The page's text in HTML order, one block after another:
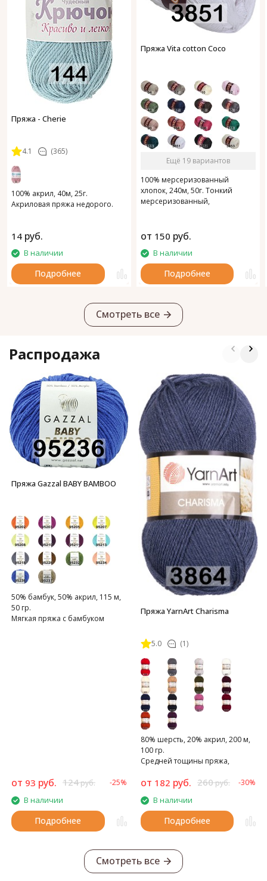
Пряжа - Cherie
4.1 (365)
100% акрил, 40м, 25г.
Акриловая пряжа недорого.
14 руб.
В наличии
Подробнее
Пряжа Vita cotton Coco
Ещё 19 вариантов
100% мерсеризованный
хлопок, 240м, 50г. Тонкий
мерсеризованный,
от 150 руб.
В наличии
Подробнее
Смотреть все
Распродажа
Пряжа Gazzal BABY BAMBOO
50% бамбук, 50% акрил, 115 м,
50 гр.
Мягкая пряжа с бамбуком
от 93 руб. 124руб. -25%
В наличии
Подробнее
Пряжа YarnArt Charisma
5.0 (1)
80% шерсть, 20% акрил, 200 м,
100 гр.
Средней тощины пряжа,
от 182 руб. 260руб. -30%
В наличии
Подробнее
Смотреть все